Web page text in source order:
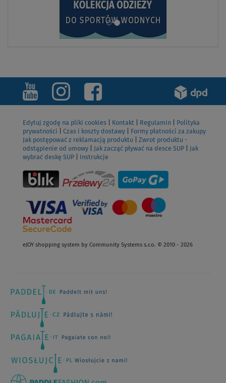
Edytuj zgodę na pliki cookies Kontakt Regulamin
Polityka
prywatności
Czas i koszty dostawy
Formy płatności za zakupy
Jak postępować z reklamacją produktu
Zwrot produktu -
odstąpienie od umowy
Jak zacząć pływać na desce SUP
Jak
wybrać deskę SUP
Instrukcje
eJOY shopping system by Community Systems s.r.o. © 2010 - 2026